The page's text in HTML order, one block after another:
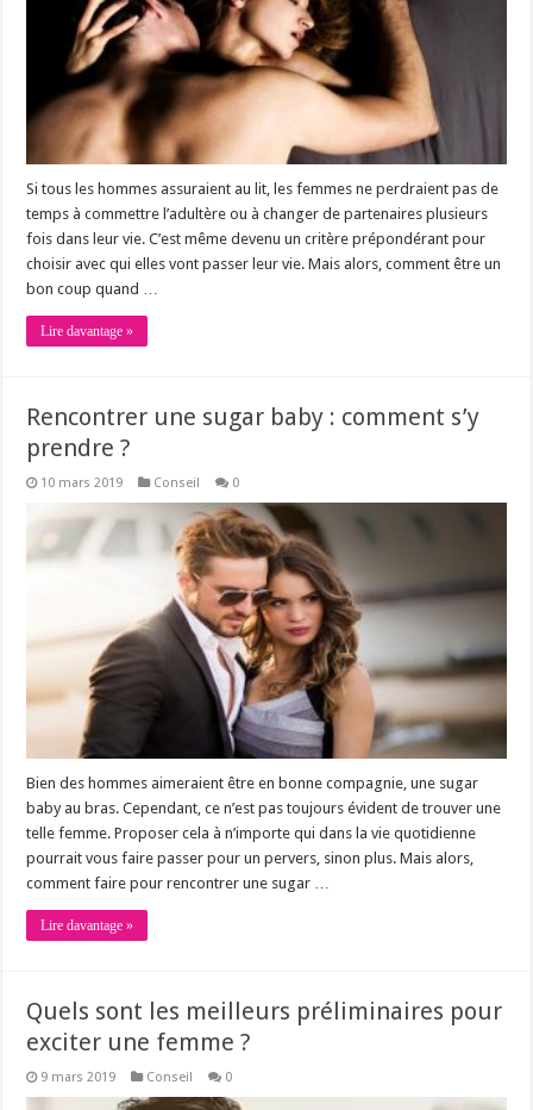
Si tous les hommes assuraient au lit, les femmes ne perdraient pas de
temps à commettre l’adultère ou à changer de partenaires plusieurs
fois dans leur vie. C’est même devenu un critère prépondérant pour
choisir avec qui elles vont passer leur vie. Mais alors, comment être un
bon coup quand …
Lire davantage »
Rencontrer une sugar baby : comment s’y
prendre ?
10 mars 2019 Conseil 0
Bien des hommes aimeraient être en bonne compagnie, une sugar
baby au bras. Cependant, ce n’est pas toujours évident de trouver une
telle femme. Proposer cela à n’importe qui dans la vie quotidienne
pourrait vous faire passer pour un pervers, sinon plus. Mais alors,
comment faire pour rencontrer une sugar …
Lire davantage »
Quels sont les meilleurs préliminaires pour
exciter une femme ?
9 mars 2019 Conseil 0